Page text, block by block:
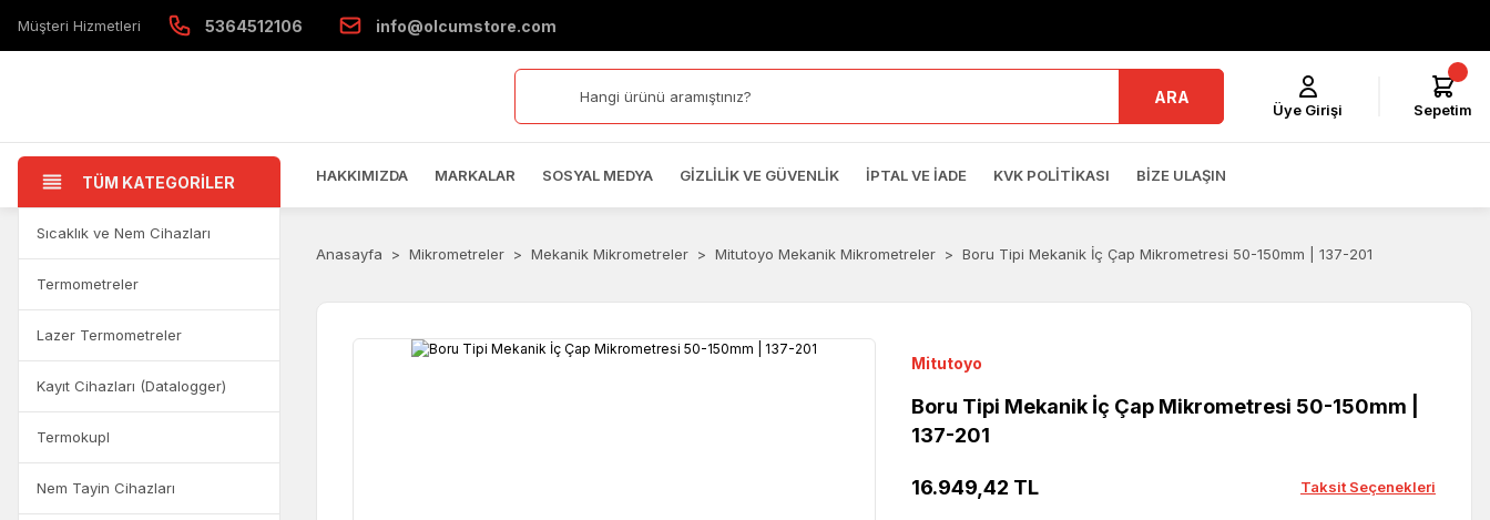
Müşteri Hizmetleri 5364512106 info@olcumstore.com
ARA
Üye Girişi Sepetim
TÜM KATEGORİLER HAKKIMIZDA MARKALAR SOSYAL MEDYA GIZLILIK VE GÜVENLIK İPTAL VE İADE KVK POLITIKASI BIZE ULAŞIN
Sıcaklık ve Nem Cihazları
Termometreler
Lazer Termometreler
Kayıt Cihazları (Datalogger)
Termokupl
Nem Tayin Cihazları
Anasayfa Mikrometreler Mekanik Mikrometreler Mitutoyo Mekanik Mikrometreler Boru Tipi Mekanik İç Çap Mikrometresi 50-150mm | 137-201
Mitutoyo
Boru Tipi Mekanik İç Çap Mikrometresi 50-150mm |
137-201
16.949,42 TL Taksit Seçenekleri